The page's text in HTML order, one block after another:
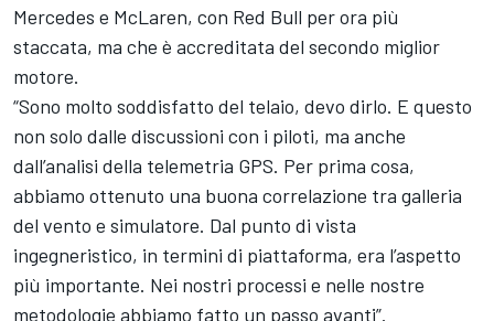
Mercedes e McLaren, con Red Bull per ora più
staccata, ma che è accreditata del secondo miglior
motore.
“Sono molto soddisfatto del telaio, devo dirlo. E questo
non solo dalle discussioni con i piloti, ma anche
dall’analisi della telemetria GPS. Per prima cosa,
abbiamo ottenuto una buona correlazione tra galleria
del vento e simulatore. Dal punto di vista
ingegneristico, in termini di piattaforma, era l’aspetto
più importante. Nei nostri processi e nelle nostre
metodologie abbiamo fatto un passo avanti”.